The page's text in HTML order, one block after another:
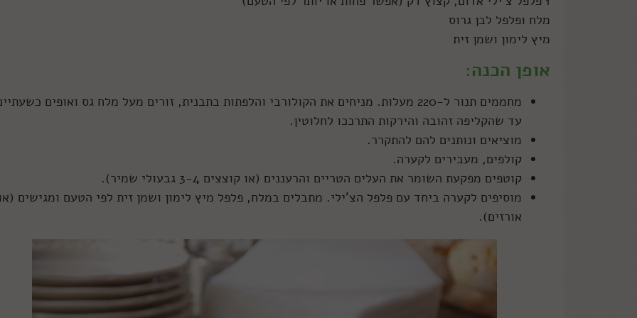
מלח ופלפל לבן גרוס
מיץ לימון ושמן זית
אופן הכנה:
מחממים תנור ל-220 מעלות. מניחים את הקולורבי והלפתות בתבנית, זורים מעל מלח גס ואופים
עד שהקליפה זהובה והירקות התרככו לחלוטין.
מוציאים ונותנים להם להתקרר.
קולפים, מעבירים לקערה.
קוטפים מפקעת השומר את העלים הטריים והרעננים (או קוצצים 3-4 גבעולי שמיר).
מוסיפים לקערה ביחד עם פלפל הצ'ילי. מתבלים במלח, פלפל מיץ לימון ושמן זית לפי הטעם ומגישים
אורזים).